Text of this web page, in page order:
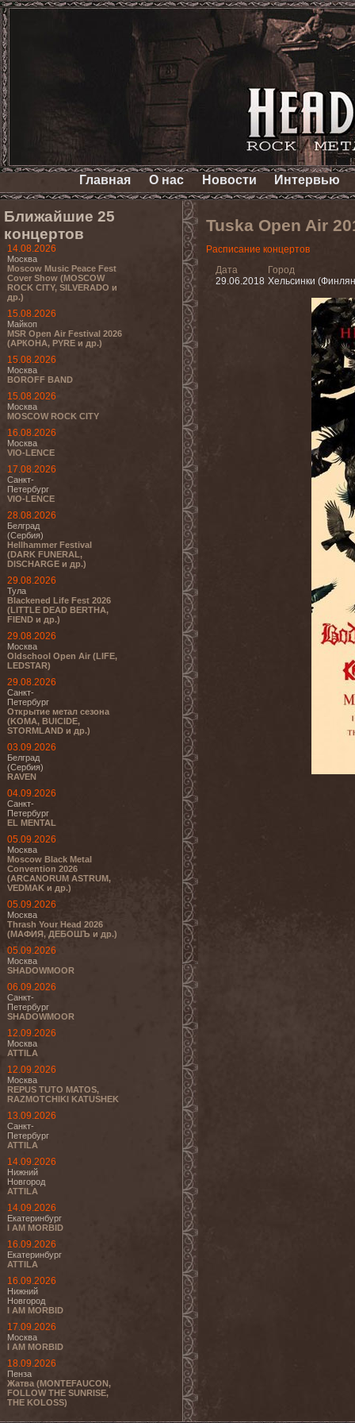
Главная О нас Новости Интервью
Ближайшие 25
концертов
14.08.2026
Москва
Moscow Music Peace Fest
Cover Show (MOSCOW
ROCK CITY, SILVERADO и
др.)
15.08.2026
Майкоп
MSR Open Air Festival 2026
(АРКОНА, PYRE и др.)
15.08.2026
Москва
BOROFF BAND
15.08.2026
Москва
MOSCOW ROCK CITY
16.08.2026
Москва
VIO-LENCE
17.08.2026
Санкт-
Петербург
VIO-LENCE
28.08.2026
Белград
(Сербия)
Hellhammer Festival
(DARK FUNERAL,
DISCHARGE и др.)
29.08.2026
Тула
Blackened Life Fest 2026
(LITTLE DEAD BERTHA,
FIEND и др.)
29.08.2026
Москва
Oldschool Open Air (LIFE,
LEDSTAR)
29.08.2026
Санкт-
Петербург
Открытие метал сезона
(KOMA, BUICIDE,
STORMLAND и др.)
03.09.2026
Белград
(Сербия)
RAVEN
04.09.2026
Санкт-
Петербург
EL MENTAL
05.09.2026
Москва
Moscow Black Metal
Convention 2026
(ARCANORUM ASTRUM,
VEDMAK и др.)
05.09.2026
Москва
Thrash Your Head 2026
(МАФИЯ, ДЕБОШЪ и др.)
05.09.2026
Москва
SHADOWMOOR
06.09.2026
Санкт-
Петербург
SHADOWMOOR
12.09.2026
Москва
ATTILA
12.09.2026
Москва
REPUS TUTO MATOS,
RAZMOTCHIKI KATUSHEK
13.09.2026
Санкт-
Петербург
ATTILA
14.09.2026
Нижний
Новгород
ATTILA
14.09.2026
Екатеринбург
I AM MORBID
16.09.2026
Екатеринбург
ATTILA
16.09.2026
Нижний
Новгород
I AM MORBID
17.09.2026
Москва
I AM MORBID
18.09.2026
Пенза
Жатва (MONTEFAUCON,
FOLLOW THE SUNRISE,
THE KOLOSS)
Tuska Open Air
Расписание концертов
Дата
29.06.2018
Город
Хельсинки